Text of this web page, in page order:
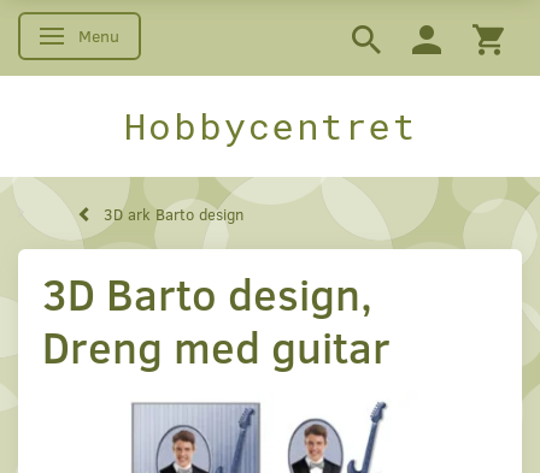
Skifte navigation
Menu
Hobbycentret
3D ark Barto design
3D Barto design,
Dreng med guitar